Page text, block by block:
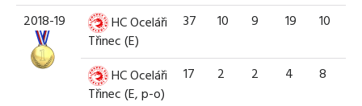
2018-19
HC Oceláři
Třinec (E)
37 10 9 19 10
HC Oceláři
Třinec (E, p-o)
17 2 2 4 8